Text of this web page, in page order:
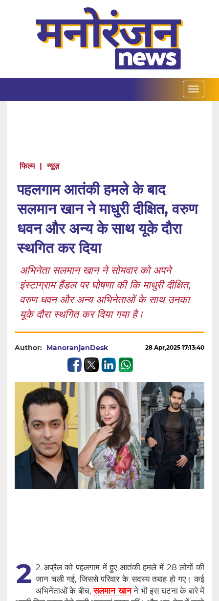
फिल्म | न्यूज़
पहलगाम आतंकी हमले के बाद
सलमान खान ने माधुरी दीक्षित, वरुण
धवन और अन्य के साथ यूके दौरा
स्थगित कर दिया
अभिनेता सलमान खान ने सोमवार को अपने
इंस्टाग्राम हैंडल पर घोषणा की कि माधुरी दीक्षित,
वरुण धवन और अन्य अभिनेताओं के साथ उनका
यूके दौरा स्थगित कर दिया गया है।
Author: ManoranjanDesk 28 Apr,2025 17:13:40
2 2 अप्रैल को पहलगाम में हुए आतंकी हमले में 28 लोगों की
जान चली गई, जिससे परिवार के सदस्य तबाह हो गए। कई
अभिनेताओं के बीच,सलमान खानने भी इस घटना के बारे में